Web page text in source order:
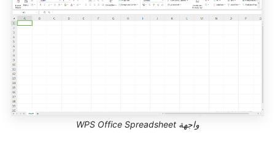
واجهة WPS Office Spreadsheet